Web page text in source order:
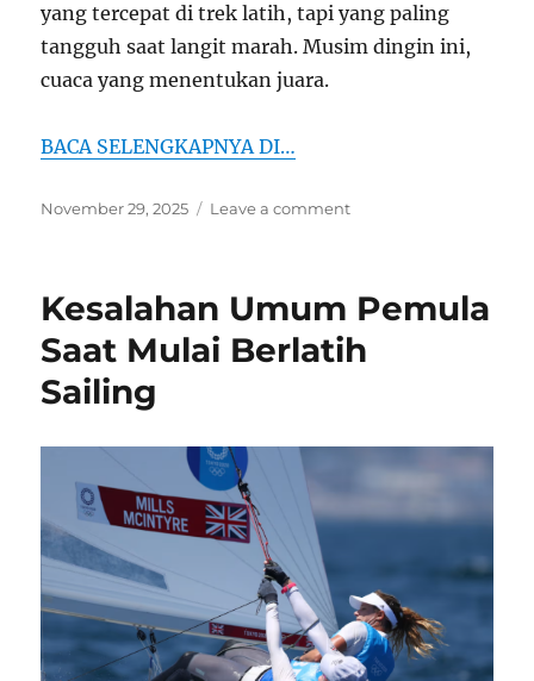
yang tercepat di trek latih, tapi yang paling
tangguh saat langit marah. Musim dingin ini,
cuaca yang menentukan juara.
BACA SELENGKAPNYA DI…
Posted
November 29, 2025 Leave a commenton
pada
Atlet
Kesalahan Umum Pemula
Saat Mulai Berlatih
Sailing